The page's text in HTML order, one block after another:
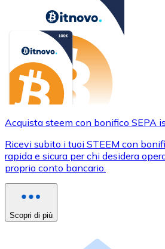
Acquista steem con bonifico SEPA
Ricevi subito i tuoi STEEM con
rapida e sicura per chi desidera
proprio conto bancario.
Scopri di più